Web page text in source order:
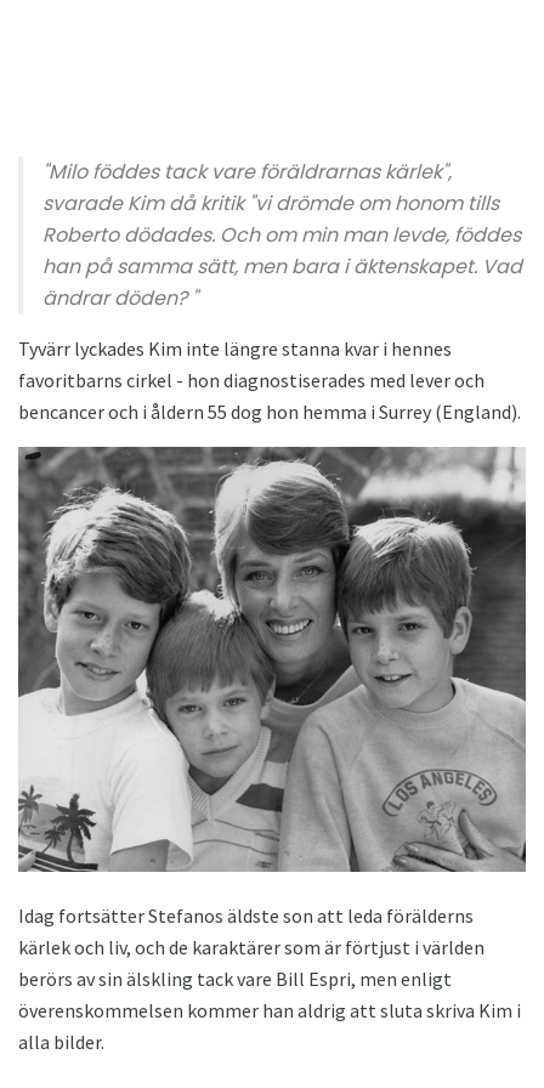
"Milo föddes tack vare föräldrarnas kärlek",
svarade Kim då kritik "vi drömde om honom tills
Roberto dödades. Och om min man levde, föddes
han på samma sätt, men bara i äktenskapet. Vad
ändrar döden? "
Tyvärr lyckades Kim inte längre stanna kvar i hennes
favoritbarns cirkel - hon diagnostiserades med lever och
bencancer och i åldern 55 dog hon hemma i Surrey (England).
Idag fortsätter Stefanos äldste son att leda förälderns
kärlek och liv, och de karaktärer som är förtjust i världen
berörs av sin älskling tack vare Bill Espri, men enligt
överenskommelsen kommer han aldrig att sluta skriva Kim i
alla bilder.